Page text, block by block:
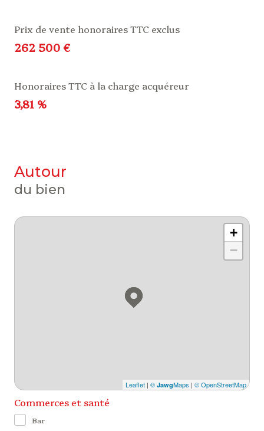
Prix de vente honoraires TTC exclus
262 500 €
Honoraires TTC à la charge acquéreur
3,81 %
autour
du bien
+
−
Leaflet | © JawgMaps | © OpenStreetMap
Commerces et santé
Bar